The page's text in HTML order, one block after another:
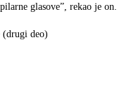
glasove”, rekao je on.
(drugi deo)